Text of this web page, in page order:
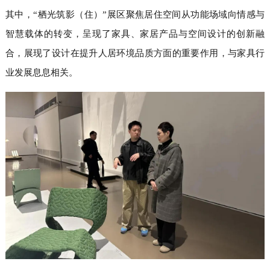
其中，“栖光筑影（住）”展区聚焦居住空间从功能场域向情感与
智慧载体的转变，呈现了家具、家居产品与空间设计的创新融
合，展现了设计在提升人居环境品质方面的重要作用，与家具行
业发展息息相关。